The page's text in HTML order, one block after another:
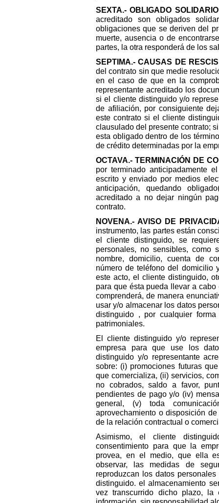
SEXTA.- OBLIGADO SOLIDARIO
acreditado son obligados
obligaciones que se deriven del
muerte, ausencia o de
partes, la otra responderá de los
SEPTIMA.- CAUSAS DE
del contrato sin que medie
en el caso de que en la
representante acreditado los
si el cliente distinguido y/o
de afiliación, por consiguiente
este contrato si el cliente
clausulado del presente contrato;
esta obligado dentro de los
de crédito determinadas por la
OCTAVA.- TERMINACIÓN DE
por terminado anticipadamente
escrito y enviado por medios
anticipación, quedando
acreditado a no dejar ningún
contrato.
NOVENA.- AVISO DE
instrumento, las partes están
el cliente distinguido, se
personales, no sensibles, como
nombre, domicilio, cuenta de
número de teléfono del domicilio
este acto, el cliente distinguido,
para que ésta pueda llevar a
comprenderá, de manera
usar y/o almacenar los datos
distinguido , por cualquier
patrimoniales.
El cliente distinguido y/o
empresa para que use los
distinguido y/o representante
sobre: (i) promociones futuras
que comercializa, (ii) servicios,
no cobrados, saldo a favor,
pendientes de pago y/o (iv)
general, (v) toda
aprovechamiento o disposición
de la relación contractual o
Asimismo, el cliente
consentimiento para que la
provea, en el medio, que ella
observar, las medidas de
reproduzcan los datos
distinguido. el almacenamiento
vez transcurrido dicho plazo, la